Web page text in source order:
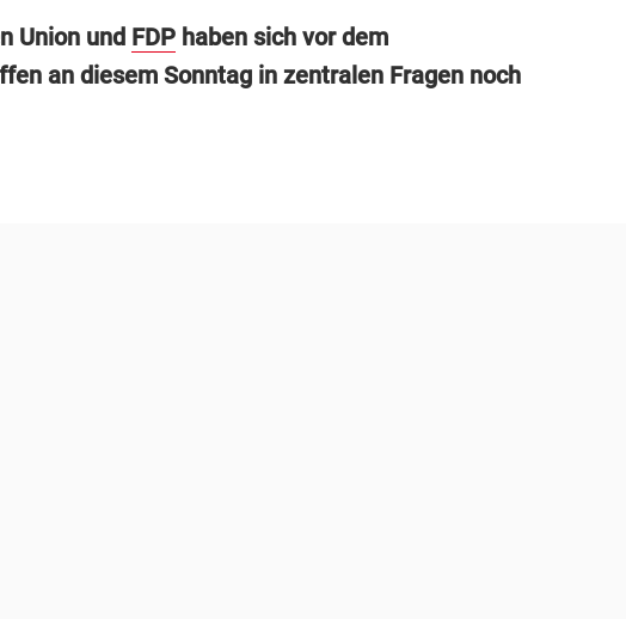
Union und FDPhaben sich vor dem
an diesem Sonntag in zentralen Fragen noch